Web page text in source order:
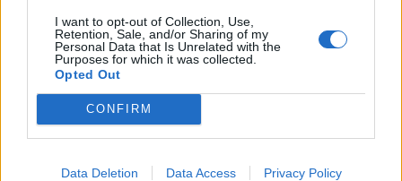
I want to opt-out of Collection, Use,
Retention, Sale, and/or Sharing of my
Personal Data that Is Unrelated with the
Purposes for which it was collected.
Opted Out
CONFIRM
Data Deletion Data Access Privacy Policy
Scarica riepilogo
stagionale
Scarica
Giornata
0-4 ATA